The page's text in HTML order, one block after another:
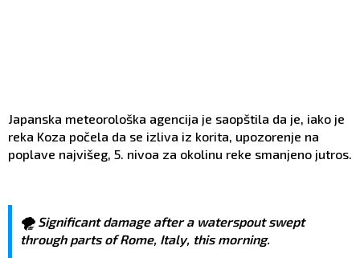
Japanska meteorološka agencija je saopštila da je, iako je
reka Koza počela da se izliva iz korita, upozorenje na
poplave najvišeg, 5. nivoa za okolinu reke smanjeno jutros.
🌪️ Significant damage after a waterspout swept
through parts of Rome, Italy, this morning.